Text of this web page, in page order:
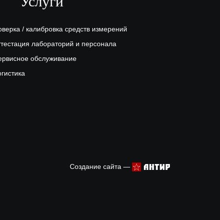
/ калибровка средств измерений
лабораторий и персонала
обслуживание
Создание сайта —